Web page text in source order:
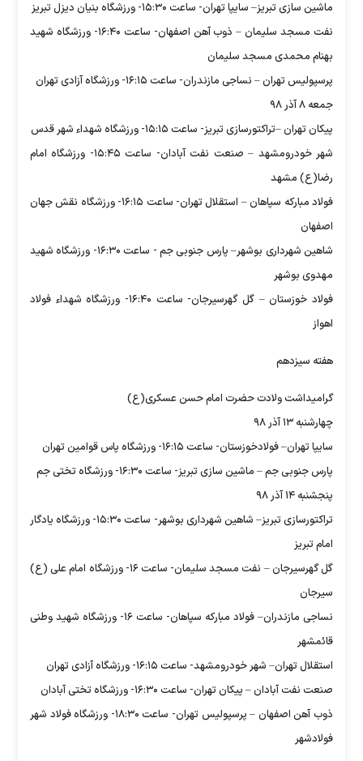
ماشین سازی تبریز– سایپا تهران- ساعت ۱۵:۳۰- ورزشگاه بنیان دیزل تبریز
نفت مسجد سلیمان – ذوب آهن اصفهان- ساعت ۱۶:۴۰- ورزشگاه شهید
بهنام محمدی مسجد سلیمان
پرسپولیس تهران – نساجی مازندران- ساعت ۱۶:۱۵- ورزشگاه آزادی تهران
جمعه ۸ آذر ۹۸
پیکان تهران –تراکتورسازی تبریز- ساعت ۱۵:۱۵- ورزشگاه شهداء شهر قدس
شهر خودرومشهد – صنعت نفت آبادان- ساعت ۱۵:۴۵- ورزشگاه امام
رضا(ع) مشهد
فولاد مبارکه سپاهان – استقلال تهران- ساعت ۱۶:۱۵- ورزشگاه نقش جهان
اصفهان
شاهین شهرداری بوشهر– پارس جنوبی جم - ساعت ۱۶:۳۰- ورزشگاه شهید
مهدوی بوشهر
فولاد خوزستان – گل گهرسیرجان- ساعت ۱۶:۴۰- ورزشگاه شهداء فولاد
اهواز
هفته سیزدهم
گرامیداشت ولادت حضرت امام حسن عسکری(ع)
چهارشنبه ۱۳ آذر ۹۸
سایپا تهران– فولادخوزستان- ساعت ۱۶:۱۵- ورزشگاه پاس قوامین تهران
پارس جنوبی جم – ماشین سازی تبریز- ساعت ۱۶:۳۰- ورزشگاه تختی جم
پنجشنبه ۱۴ آذر ۹۸
تراکتورسازی تبریز– شاهین شهرداری بوشهر- ساعت ۱۵:۳۰- ورزشگاه یادگار
امام تبریز
گل گهرسیرجان – نفت مسجد سلیمان- ساعت ۱۶- ورزشگاه امام علی (ع)
سیرجان
نساجی مازندران– فولاد مبارکه سپاهان- ساعت ۱۶- ورزشگاه شهید وطنی
قائمشهر
استقلال تهران– شهر خودرومشهد- ساعت ۱۶:۱۵- ورزشگاه آزادی تهران
صنعت نفت آبادان – پیکان تهران- ساعت ۱۶:۳۰- ورزشگاه تختی آبادان
ذوب آهن اصفهان – پرسپولیس تهران- ساعت ۱۸:۳۰- ورزشگاه فولاد شهر
فولادشهر